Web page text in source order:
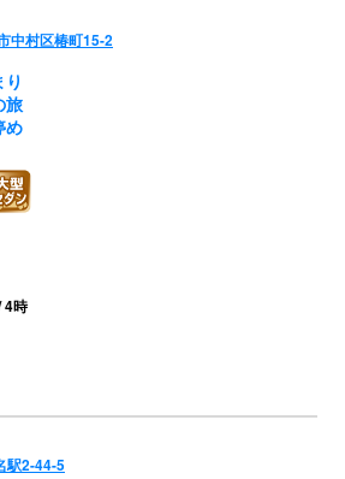
中村区椿町15-2
旅
め
4時
駅2-44-5